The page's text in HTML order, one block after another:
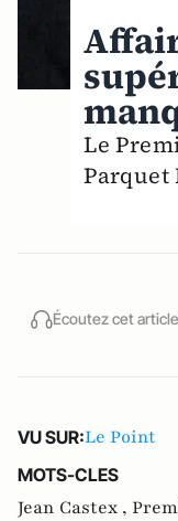
Le
Parquet
Écoutez cet article
VU SUR:Le Point
MOTS-CLES
Jean Castex ,